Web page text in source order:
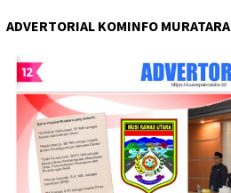
ADVERTORIAL KOMINFO MURATARA